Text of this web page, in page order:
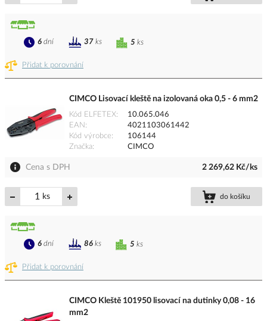
Přidat k porovnání
5 ks
6 dní 37 ks
CIMCO Lisovací kleště na izolovaná oka 0,5 - 6 mm2
Kód ELFETEX
10.065.046
EAN
4021103061442
Kód výrobce
106144
Značka
CIMCO
Cena s DPH 2 269,62 Kč/ks
ks do košíku
Přidat k porovnání
5 ks
6 dní 86 ks
CIMCO Kleště 101950 lisovací na dutinky 0,08 - 16
mm2